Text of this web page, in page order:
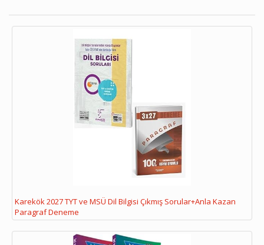
Karekök 2027 TYT ve MSÜ Dil Bilgisi Çıkmış Sorular+Anla Kazan
Paragraf Deneme